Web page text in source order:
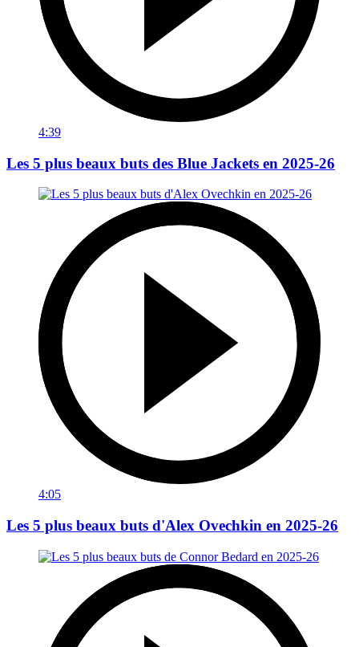
4:39
Les 5 plus beaux buts des Blue Jackets en 2025-26
4:05
Les 5 plus beaux buts d'Alex Ovechkin en 2025-26